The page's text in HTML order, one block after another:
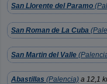
San Llorente del Paramo
San Roman de La Cuba
San Martin del Valle
Abastillas (Palencia) a 12,1